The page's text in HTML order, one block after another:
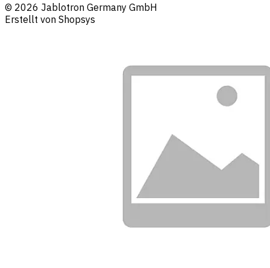
© 2026 Jablotron Germany GmbH
Erstellt von Shopsys